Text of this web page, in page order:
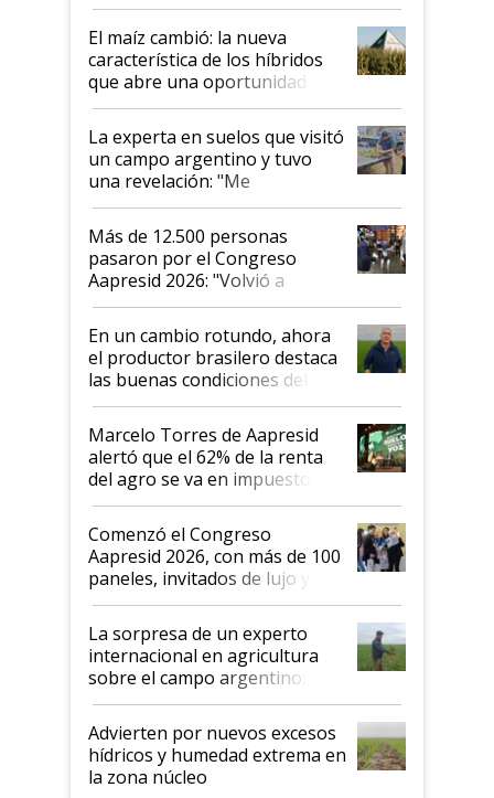
infinitas"
El maíz cambió: la nueva
característica de los híbridos
que abre una oportunidad en
el lote
La experta en suelos que visitó
un campo argentino y tuvo
una revelación: "Me
impresionó mucho"
Más de 12.500 personas
pasaron por el Congreso
Aapresid 2026: "Volvió a
demostrar que hablar del
suelo es hablar de todo el
sistema productivo"
En un cambio rotundo, ahora
el productor brasilero destaca
las buenas condiciones del
agro argentino para invertir:
"Los veo más motivados"
Marcelo Torres de Aapresid
alertó que el 62% de la renta
del agro se va en impuestos:
"No es bueno que en
Argentina se sigan discutiendo
las mismas cosas de hace 50
años"
Comenzó el Congreso
Aapresid 2026, con más de 100
paneles, invitados de lujo y
todas las tendencias
La sorpresa de un experto
internacional en agricultura
sobre el campo argentino:
"Estoy muy impresionado"
Advierten por nuevos excesos
hídricos y humedad extrema en
la zona núcleo